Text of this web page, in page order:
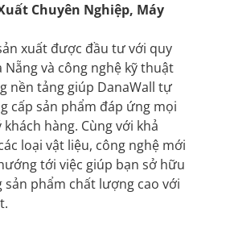
Chuyên Nghiệp, Máy
xuất được đầu tư với quy
và công nghệ kỹ thuật
nền tảng giúp DanaWall tự
cấp sản phẩm đáp ứng mọi
hàng. Cùng với khả
loại vật liệu, công nghệ mới
tới việc giúp bạn sở hữu
phẩm chất lượng cao với